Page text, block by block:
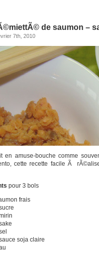
de saumon –
7th, 2010
en amuse-bouche comme
cette recette facile Ã
pour 3 bols
frais
soja claire